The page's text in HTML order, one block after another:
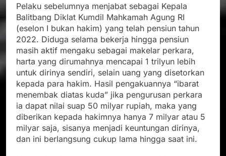
Pelaku sebelumnya menjabat sebagai Kepala
Balitbang Diklat Kumdil Mahkamah Agung RI
(eselon I bukan hakim) yang telah pensiun tahun
2022. Diduga selama bekerja hingga pensiun
masih aktif mengaku sebagai makelar perkara,
harta yang dirumahnya mencapai 1 trilyun lebih
untuk dirinya sendiri, selain uang yang disetorkan
kepada para hakim. Hasil pengakuannya “ibarat
menembak diatas kuda” jika pengurusan perkara
ia dapat nilai suap 50 milyar rupiah, maka yang
diberikan kepada hakimnya hanya 7 milyar atau 5
milyar saja, sisanya menjadi keuntungan dirinya,
dan ini berlangsung cukup lama hingga saat ini.